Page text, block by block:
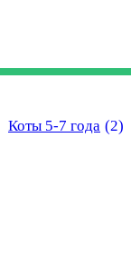
Коты 5-7 года (2)